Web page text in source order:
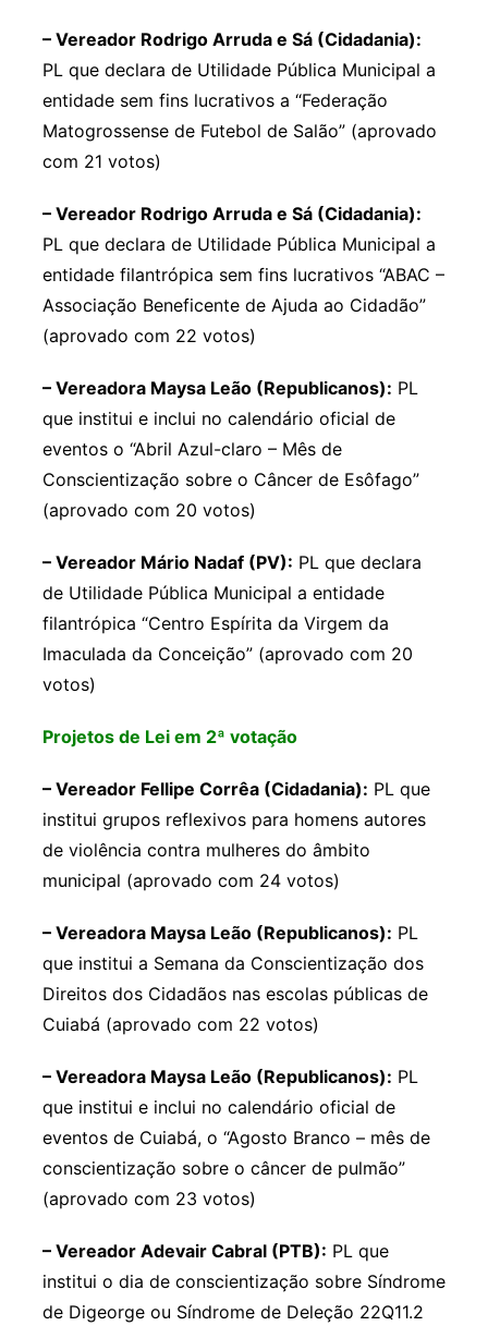
– Vereador Rodrigo Arruda e Sá (Cidadania):
PL que declara de Utilidade Pública Municipal a
entidade sem fins lucrativos a “Federação
Matogrossense de Futebol de Salão” (aprovado
com 21 votos)
– Vereador Rodrigo Arruda e Sá (Cidadania):
PL que declara de Utilidade Pública Municipal a
entidade filantrópica sem fins lucrativos “ABAC –
Associação Beneficente de Ajuda ao Cidadão”
(aprovado com 22 votos)
– Vereadora Maysa Leão (Republicanos): PL
que institui e inclui no calendário oficial de
eventos o “Abril Azul-claro – Mês de
Conscientização sobre o Câncer de Esôfago”
(aprovado com 20 votos)
– Vereador Mário Nadaf (PV): PL que declara
de Utilidade Pública Municipal a entidade
filantrópica “Centro Espírita da Virgem da
Imaculada da Conceição” (aprovado com 20
votos)
Projetos de Lei em 2ª votação
– Vereador Fellipe Corrêa (Cidadania): PL que
institui grupos reflexivos para homens autores
de violência contra mulheres do âmbito
municipal (aprovado com 24 votos)
– Vereadora Maysa Leão (Republicanos): PL
que institui a Semana da Conscientização dos
Direitos dos Cidadãos nas escolas públicas de
Cuiabá (aprovado com 22 votos)
– Vereadora Maysa Leão (Republicanos): PL
que institui e inclui no calendário oficial de
eventos de Cuiabá, o “Agosto Branco – mês de
conscientização sobre o câncer de pulmão”
(aprovado com 23 votos)
– Vereador Adevair Cabral (PTB): PL que
institui o dia de conscientização sobre Síndrome
de Digeorge ou Síndrome de Deleção 22Q11.2